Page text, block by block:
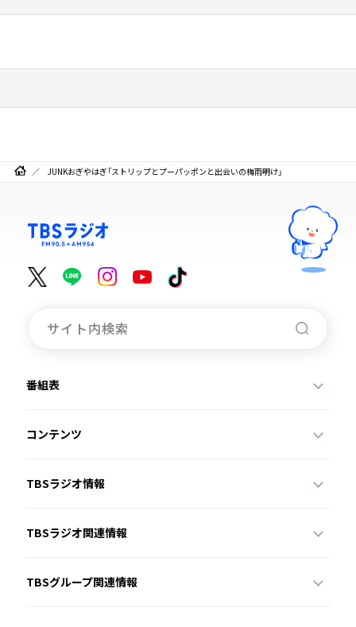
JUNKおぎやはぎ「ストリップとプーパッポンと出会いの梅雨明け」
番組表
コンテンツ
TBSラジオ情報
TBSラジオ関連情報
TBSグループ関連情報